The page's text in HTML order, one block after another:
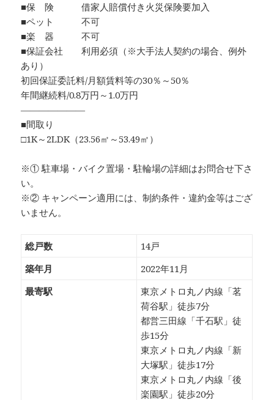
■保 険 借家人賠償付き火災保険要加入
■ペット 不可
■楽 器 不可
■保証会社 利用必須（※大手法人契約の場合、例外
あり）
初回保証委託料/月額賃料等の30％～50％
年間継続料/0.8万円～1.0万円
―――――――
■間取り
□1K～2LDK（23.56㎡～53.49㎡）
※① 駐車場・バイク置場・駐輪場の詳細はお問合せ下さ
い。
※② キャンペーン適用には、制約条件・違約金等はござ
いません。
総戸数
14戸
築年月
2022年11月
最寄駅
東京メトロ丸ノ内線「茗
荷谷駅」徒歩7分
都営三田線「千石駅」徒
歩15分
東京メトロ丸ノ内線「新
大塚駅」徒歩17分
東京メトロ丸ノ内線「後
楽園駅」徒歩20分